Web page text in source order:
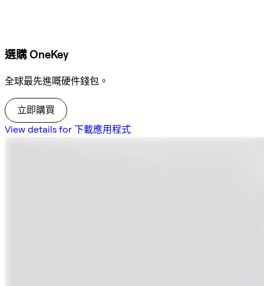
選購 OneKey
全球最先進嘅硬件錢包。
立即購買
View details for 下載應用程式